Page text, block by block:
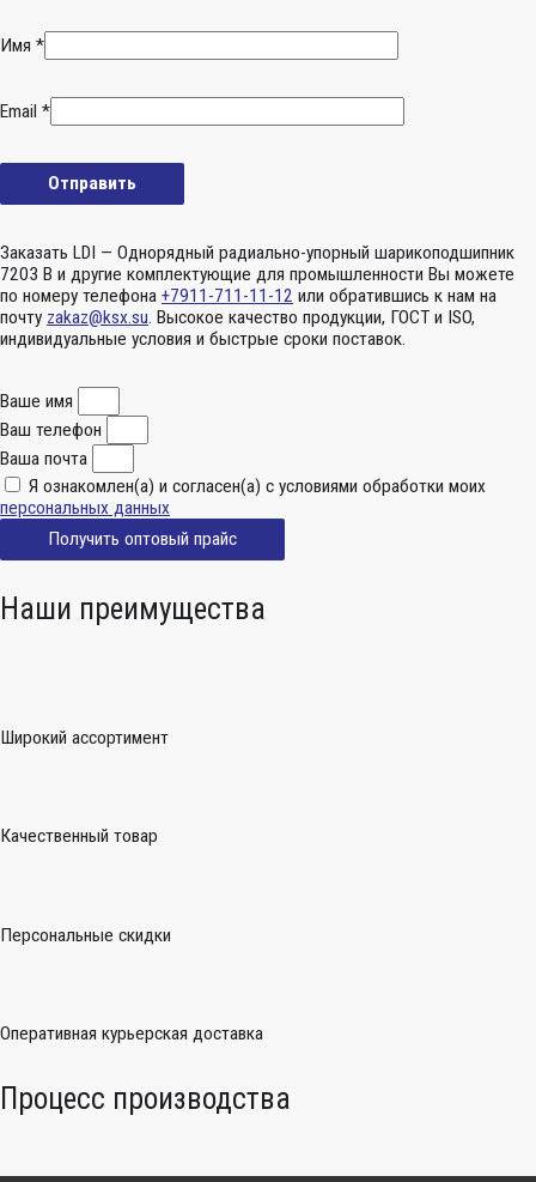
Имя *
Email *
Заказать LDI — Однорядный радиально-упорный шарикоподшипник
7203 B и другие комплектующие для промышленности Вы можете
по номеру телефона +7911-711-11-12 или обратившись к нам на
почту zakaz@ksx.su. Высокое качество продукции, ГОСТ и ISO,
индивидуальные условия и быстрые сроки поставок.
Ваше имя
Ваш телефон
Ваша почта
Я ознакомлен(а) и согласен(а) с условиями обработки моих
персональных данных
Получить оптовый прайс
Наши преимущества
Широкий ассортимент
Качественный товар
Персональные скидки
Оперативная курьерская доставка
Процесс производства